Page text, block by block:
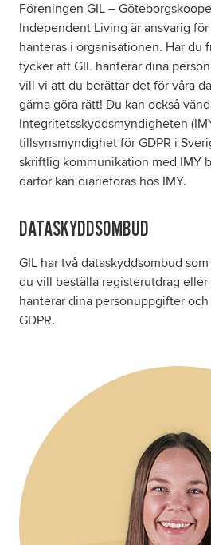
Föreningen GIL –
Independent Living är ansvarig
hanteras i organisationen. Har du
tycker att GIL hanterar dina
vill vi att du berättar det för våra
gärna göra rätt! Du kan också
Integritetsskyddsmyndigheten
tillsynsmyndighet för GDPR i
skriftlig kommunikation med IMY
därför kan diarieföras hos IMY.
DATASKYDDSOMBUD
GIL har två dataskyddsombud
du vill beställa registerutdrag eller
hanterar dina personuppgifter
GDPR.